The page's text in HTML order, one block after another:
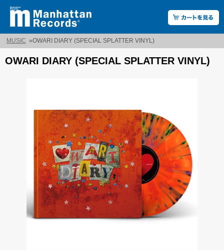
MUSIC »OWARI DIARY (SPECIAL SPLATTER VINYL)
OWARI DIARY (SPECIAL SPLATTER VINYL)